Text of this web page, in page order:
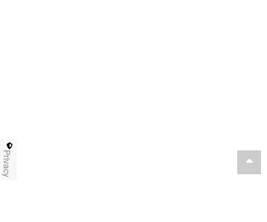
Privacy